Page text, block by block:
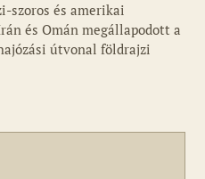
szoros és amerikai
és Omán megállapodott a
útvonal földrajzi